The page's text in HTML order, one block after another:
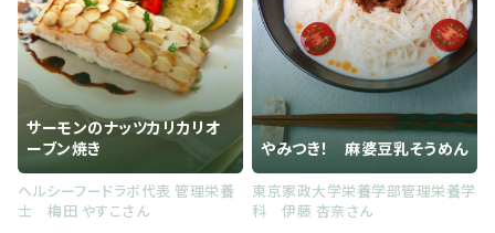
サーモンのナッツカリカリオ
ーブン焼き
ヘルシーフードラボ代表 管理栄養
士 梅田 やすこさん
やみつき！ 麻婆豆乳そうめん
東京家政大学栄養学部管理栄養学
科 伊藤 杏奈さん